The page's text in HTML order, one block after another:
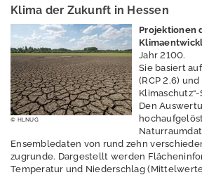
n
u
t
z
m
r
e
Klima der Zukunft in Hessen
© HLNUG
Projektionen
Jahr 2100.
Sie basiert
(RCP 2.6) und
Klimaschutz“-
Den
Ensembledaten von rund zehn
zugrunde. Dargestellt werden
Temperatur und Niederschlag